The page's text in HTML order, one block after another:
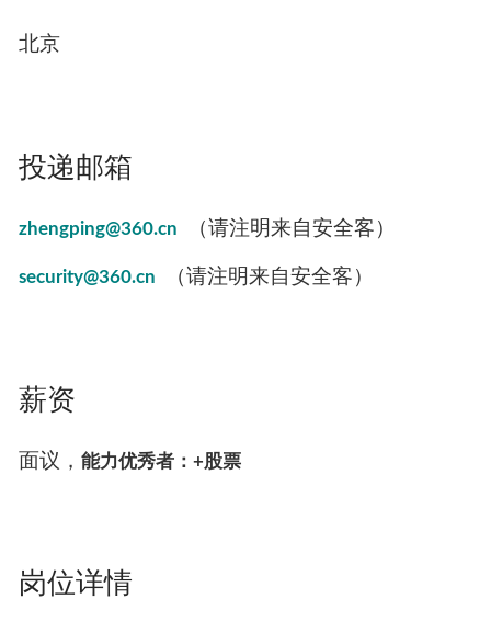
北京
投递邮箱
zhengping@360.cn （请注明来自安全客）
security@360.cn （请注明来自安全客）
薪资
面议， 能力优秀者：+股票
岗位详情